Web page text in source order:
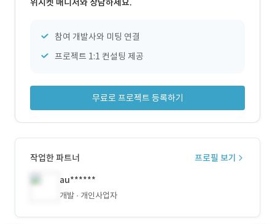
위시켓 매니저와 상담하세요.
참여 개발사와 미팅 연결
프로젝트 1:1 컨설팅 제공
무료로 프로젝트 등록하기
작업한 파트너
프로필 보기
au******
개발 개인사업자